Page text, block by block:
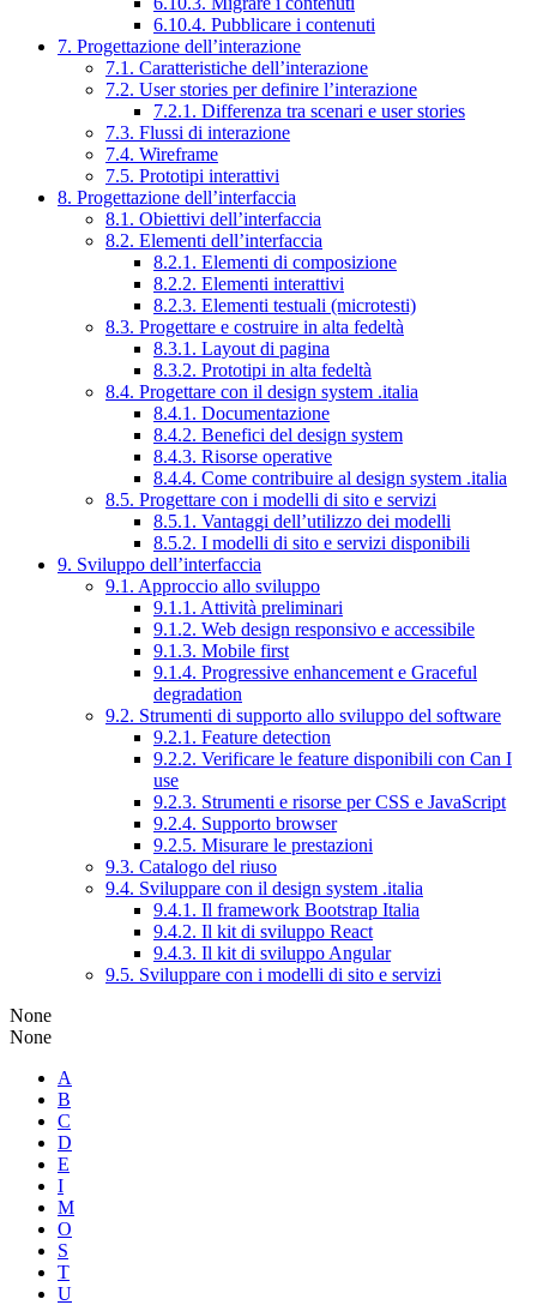
6.10.4. Pubblicare i contenuti
7. Progettazione dell’interazione
7.1. Caratteristiche dell’interazione
7.2. User stories per definire l’interazione
7.2.1. Differenza tra scenari e user stories
7.3. Flussi di interazione
7.4. Wireframe
7.5. Prototipi interattivi
8. Progettazione dell’interfaccia
8.1. Obiettivi dell’interfaccia
8.2. Elementi dell’interfaccia
8.2.1. Elementi di composizione
8.2.2. Elementi interattivi
8.2.3. Elementi testuali (microtesti)
8.3. Progettare e costruire in alta fedeltà
8.3.1. Layout di pagina
8.3.2. Prototipi in alta fedeltà
8.4. Progettare con il design system .italia
8.4.1. Documentazione
8.4.2. Benefici del design system
8.4.3. Risorse operative
8.4.4. Come contribuire al design system .italia
8.5. Progettare con i modelli di sito e servizi
8.5.1. Vantaggi dell’utilizzo dei modelli
8.5.2. I modelli di sito e servizi disponibili
9. Sviluppo dell’interfaccia
9.1. Approccio allo sviluppo
9.1.1. Attività preliminari
9.1.2. Web design responsivo e accessibile
9.1.3. Mobile first
9.1.4. Progressive enhancement e Graceful
degradation
9.2. Strumenti di supporto allo sviluppo del software
9.2.1. Feature detection
9.2.2. Verificare le feature disponibili con Can I
use
9.2.3. Strumenti e risorse per CSS e JavaScript
9.2.4. Supporto browser
9.2.5. Misurare le prestazioni
9.3. Catalogo del riuso
9.4. Sviluppare con il design system .italia
9.4.1. Il framework Bootstrap Italia
9.4.2. Il kit di sviluppo React
9.4.3. Il kit di sviluppo Angular
9.5. Sviluppare con i modelli di sito e servizi
None
None
A
B
C
D
E
I
M
O
S
T
U